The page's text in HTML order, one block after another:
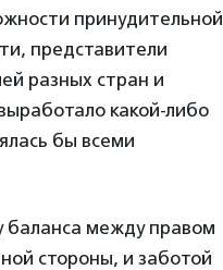
принудительной
представители
разных стран и
какой-либо
бы всеми
баланса между правом
стороны, и заботой